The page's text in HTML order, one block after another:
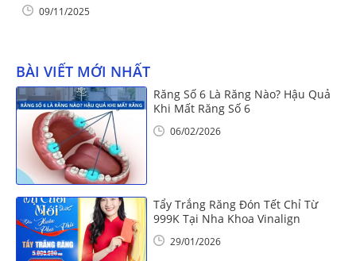
09/11/2025
BÀI VIẾT MỚI NHẤT
Răng Số 6 Là Răng Nào? Hậu Quả
Khi Mất Răng Số 6
06/02/2026
Tẩy Trắng Răng Đón Tết Chỉ Từ
999K Tại Nha Khoa Vinalign
29/01/2026